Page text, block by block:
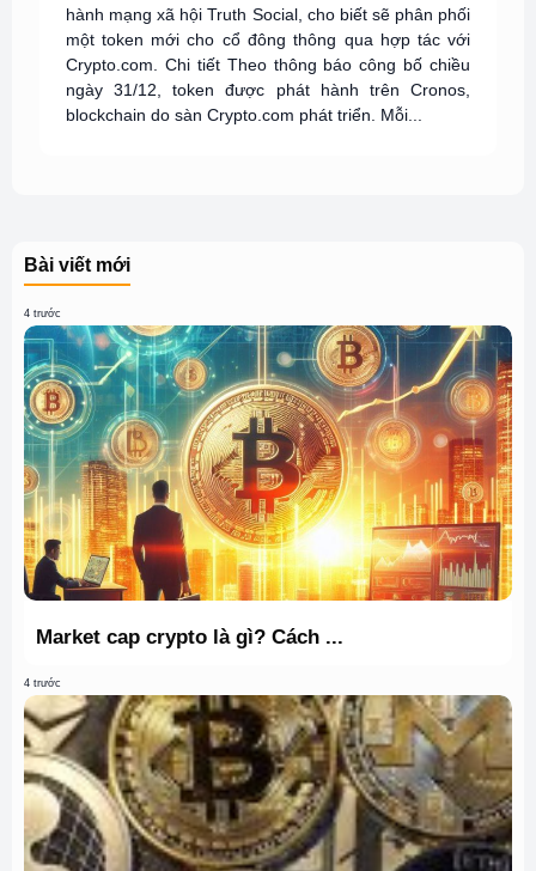
hành mạng xã hội Truth Social, cho biết sẽ phân phối
một token mới cho cổ đông thông qua hợp tác với
Crypto.com. Chi tiết Theo thông báo công bố chiều
ngày 31/12, token được phát hành trên Cronos,
blockchain do sàn Crypto.com phát triển. Mỗi...
Bài viết mới
4 trước
Market cap crypto là gì? Cách ...
4 trước